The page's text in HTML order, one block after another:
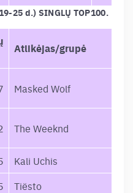
25 d.) SINGLŲ TOP100.
Atlikėjas/grupė
Masked Wolf
The Weeknd
Kali Uchis
Tiësto